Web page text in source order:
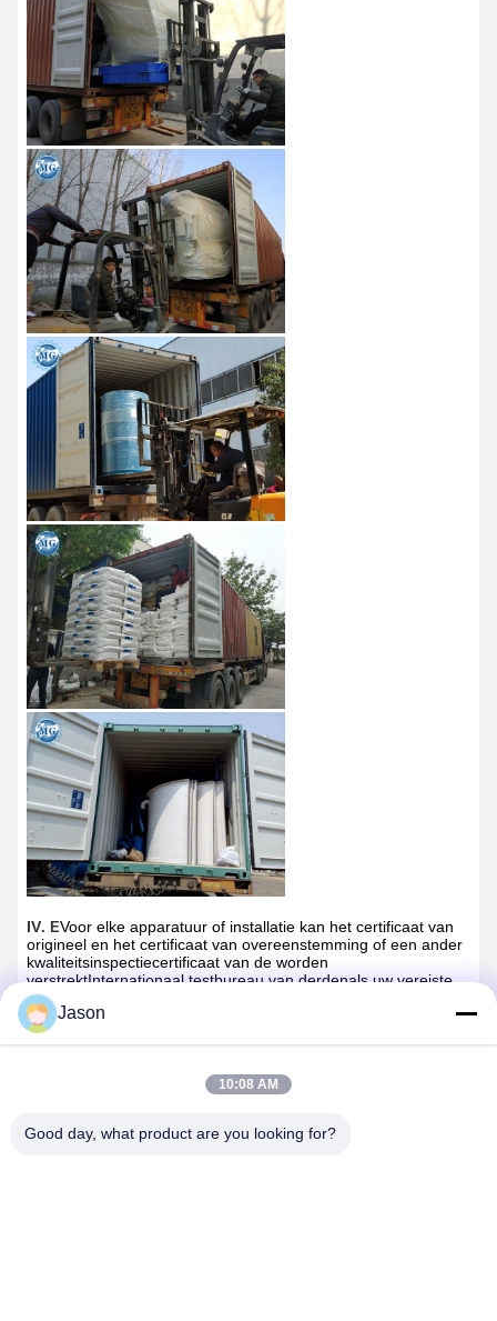
IV. EVoor elke apparatuur of installatie kan het certificaat van
origineel en het certificaat van overeenstemming of een ander
kwaliteitsinspectiecertificaat van de worden
verstrektInternationaal testbureau van derdenals uw vereiste.
Welkom onderzoek!
Jason
10:08 AM
Good day, what product are you looking for?